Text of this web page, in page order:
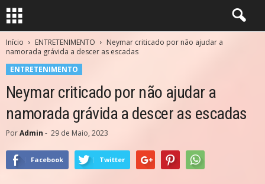
Início ENTRETENIMENTO
Neymar criticado por não ajudar a
namorada grávida a descer as escadas
ENTRETENIMENTO
Neymar criticado por não ajudar a
namorada grávida a descer as escadas
PorAdmin - 29 de Maio, 2023
Facebook Twitter